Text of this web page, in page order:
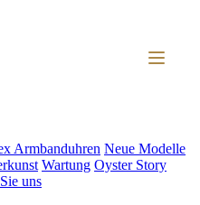
Armbanduhren Neue Modelle
Wartung Oyster Story
uns